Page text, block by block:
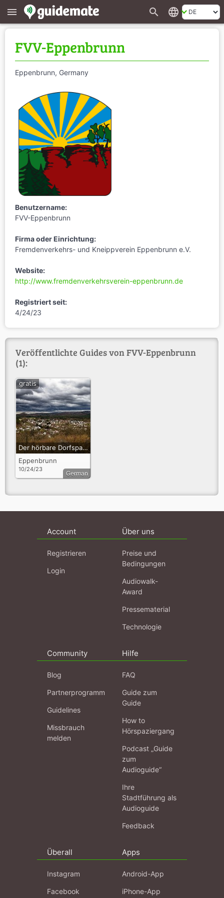
menu search language
FVV-Eppenbrunn
Eppenbrunn, Germany
Benutzername:
FVV-Eppenbrunn
Firma oder Einrichtung:
Fremdenverkehrs- und Kneippverein Eppenbrunn e.V.
Website:
http://www.fremdenverkehrsverein-eppenbrunn.de
Registriert seit:
4/24/23
Veröffentlichte Guides von FVV-Eppenbrunn
(1):
Der hörbare Dorfspaziergang durch Eppenbrunn
Eppenbrunn
10/24/23
gratis
German
Account
Registrieren
Login
Über uns
Preise und
Bedingungen
Audiowalk-
Award
Pressematerial
Technologie
Community
Blog
Partnerprogramm
Guidelines
Missbrauch
melden
Hilfe
FAQ
Guide zum
Guide
How to
Hörspaziergang
Podcast „Guide
zum
Audioguide“
Ihre
Stadtführung als
Audioguide
Feedback
Überall
Instagram
Facebook
Apps
Android-App
iPhone-App